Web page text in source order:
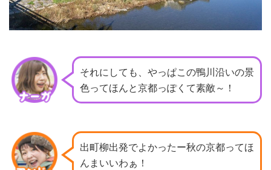
それにしても、やっぱこの鴨川沿いの景
色ってほんと京都っぽくて素敵～！
出町柳出発でよかったー秋の京都ってほ
んまいいわぁ！